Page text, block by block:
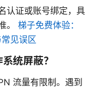
认证或账号绑定，具
。 梯子免费体验：
见误区
统屏蔽？
流量有限制。遇到